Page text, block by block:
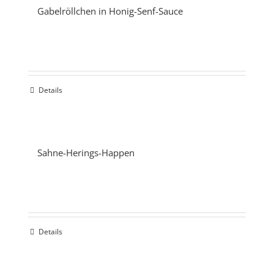
Gabelröllchen in Honig-Senf-Sauce
Details
Sahne-Herings-Happen
Details